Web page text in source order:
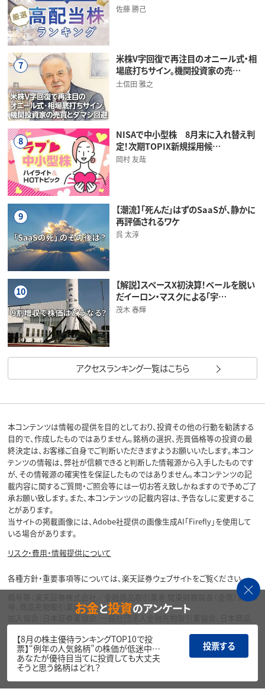
佐藤 勝己
7
米株V字回復で再注目のオニール式・相
場底打ちサイン。機関投資家の売…
土信田 雅之
8
NISAで中小型株 8月末に入れ替え判
定！次期TOPIX新規採用候…
岡村 友哉
9
【潮流】「死んだ」はずのSaaSが、静かに
再評価されるワケ
呉 太淳
10
【解説】スペースX初決算！ベールを脱い
だイーロン・マスクによる「宇…
茂木 春輝
アクセスランキング一覧はこちら
本コンテンツは情報の提供を目的としており、投資その他の行動を勧誘する
目的で、作成したものではありません。銘柄の選択、売買価格等の投資の最
終決定は、お客様ご自身でご判断いただきますようお願いいたします。本コン
テンツの情報は、弊社が信頼できると判断した情報源から入手したものです
が、その情報源の確実性を保証したものではありません。本コンテンツの記
載内容に関するご質問・ご照会等には一切お答え致しかねますので予めご了
承お願い致します。また、本コンテンツの記載内容は、予告なしに変更するこ
とがあります。
当サイトの掲載画像には、Adobe社提供の画像生成AI「Firefly」を使用して
いる場合があります。
リスク・費用・情報提供について
各種方針・重要事項等については、楽天証券ウェブサイトをご覧ください。
商号等：楽天証券株式会社／金融商品取引業者 関東財務局長（金商）第195
号、商品先物取引業者
加入協会：日本証券業協会、一般社団法人金融先物取引業協会、日本商品
先物取引協会、一般社団法人第二種金融商品取引業協会、一般社団法人資
産運用業協会
Copyright©
1999-2026 Rakuten Securities, Inc. All
お金と投資のアンケート
【8月の株主優待ランキングTOP10で投
票】“例年の人気銘柄”の株価が低迷中…
あなたが優待目当てに投資しても大丈夫
そうと思う銘柄はどれ？
投票する